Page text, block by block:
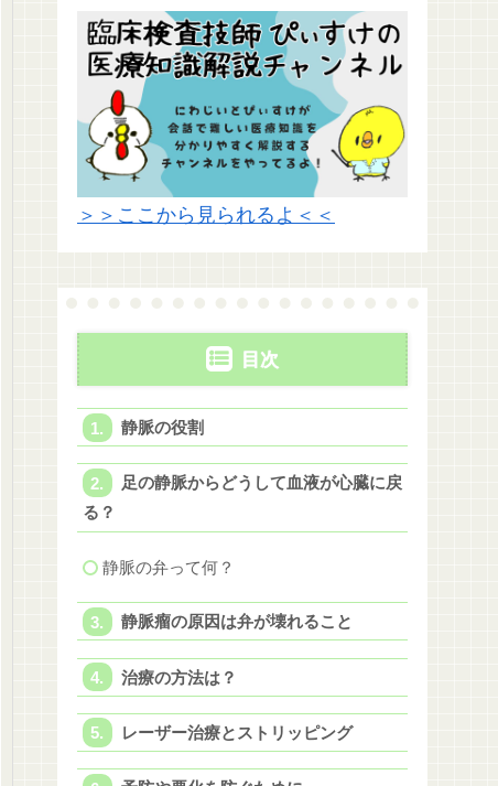
＞＞ここから見られるよ＜＜
目次
静脈の役割
足の静脈からどうして血液が心臓に戻
る？
静脈の弁って何？
静脈瘤の原因は弁が壊れること
治療の方法は？
レーザー治療とストリッピング